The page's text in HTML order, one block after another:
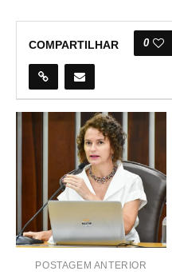
COMPARTILHAR 0
POSTAGEM ANTERIOR